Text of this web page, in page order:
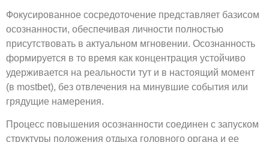
Фокусированное сосредоточение представляет базисом
осознанности, обеспечивая личности полностью
присутствовать в актуальном мгновении. Осознанность
формируется в то время как концентрация устойчиво
удерживается на реальности тут и в настоящий момент
(в mostbet), без отвлечения на минувшие события или
грядущие намерения.
Процесс повышения осознанности соединен с запуском
структуры положения отдыха головного органа и ее